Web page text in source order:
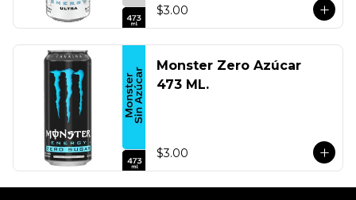
$3.00
Monster Zero Azúcar
473 ML.
$3.00